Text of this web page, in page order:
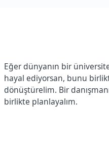
Eğer dünyanın bir
hayal ediyorsan, bunu
dönüştürelim. Bir
birlikte planlayalım.